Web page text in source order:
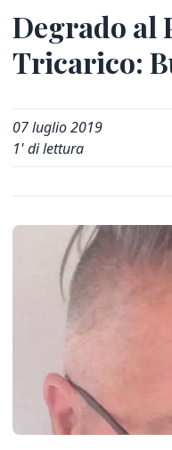
Degrado al
Tricarico:
07 luglio 2019
1' di lettura